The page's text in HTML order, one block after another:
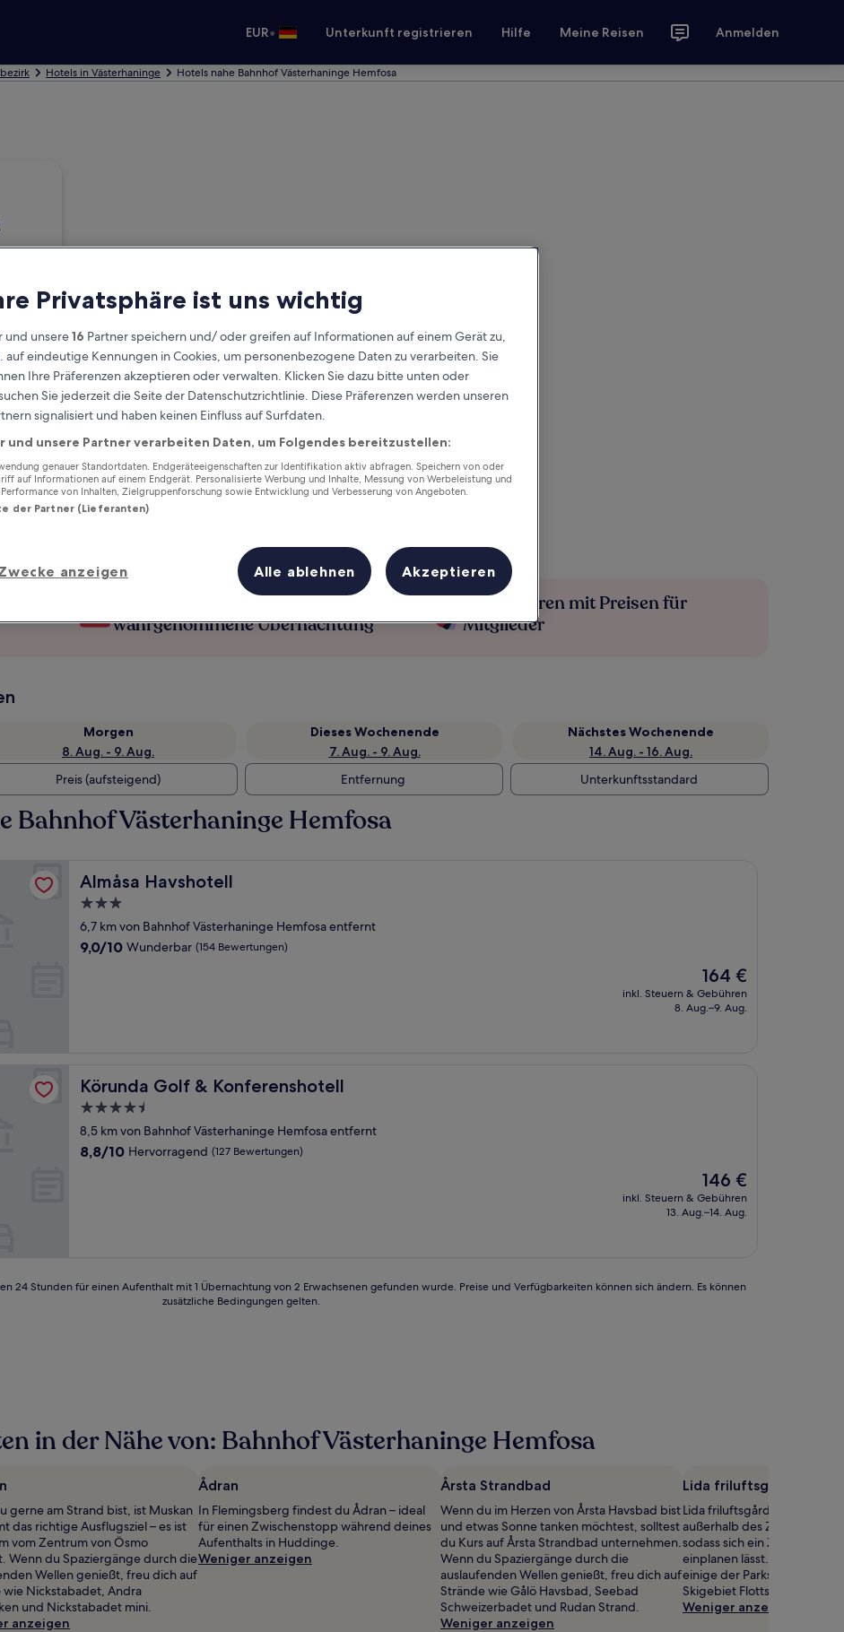
EUR• Unterkunft registrieren Hilfe Meine Reisen Anmelden
Hotels in Västerhaninge Hotels nahe Bahnhof Västerhaninge Hemfosa
Verdiene Prämien für jede
wahrgenommene Übernachtung
Mehr sparen mit Preisen für
Mitglieder
Morgen
8. Aug. - 9. Aug.
Dieses Wochenende
7. Aug. - 9. Aug.
Nächstes Wochenende
14. Aug. - 16. Aug.
Preis (aufsteigend) Entfernung Unterkunftsstandard
Bahnhof Västerhaninge Hemfosa
Almåsa Havshotell
Almåsa Havshotell
3.0-
Sterne-
Unterkunft
6,7 km von Bahnhof Västerhaninge Hemfosa entfernt
9.0
9,0/10 Wunderbar (154 Bewertungen)
Der
Preis
beträgt
164 €
inkl. Steuern & Gebühren
8. Aug.–9. Aug.
Körunda Golf & Konferenshotell
Körunda Golf & Konferenshotell
4.5-
Sterne-
Unterkunft
8,5 km von Bahnhof Västerhaninge Hemfosa entfernt
8.8
8,8/10 Hervorragend (127 Bewertungen)
Der
Preis
beträgt
146 €
inkl. Steuern & Gebühren
13. Aug.–14. Aug.
24 Stunden für einen Aufenthalt mit 1 Übernachtung von 2 Erwachsenen gefunden wurde. Preise und Verfügbarkeiten können sich ändern. Es können
zusätzliche Bedingungen gelten.
in der Nähe von: Bahnhof Västerhaninge Hemfosa
gerne am Strand bist, ist Muskan
das richtige Ausflugsziel – es ist
vom Zentrum von Ösmo
Wenn du Spaziergänge durch die
Wellen genießt, freu dich auf
wie Nickstabadet, Andra
und Nickstabadet mini.
anzeigen
Ådran
In Flemingsberg findest du Ådran – ideal
für einen Zwischenstopp während deines
Aufenthalts in Huddinge.
Weniger anzeigen
Årsta Strandbad
Wenn du im Herzen von Årsta Havsbad bist
und etwas Sonne tanken möchtest, solltest
du Kurs auf Årsta Strandbad unternehmen.
Wenn du Spaziergänge durch die
auslaufenden Wellen genießt, freu dich auf
Strände wie Gålö Havsbad, Seebad
Schweizerbadet und Rudan Strand.
Weniger anzeigen
Lida friluftsgård
Lida friluftsgård befindet
außerhalb des Zentrums
sodass sich ein
einplanen lässt. Du freust
einige der Parks in Tullinge
Skigebiet Flottsbro ist nicht
Weniger anzeigen
Privatsphäre ist uns wichtig
und unsere16 Partner speichern und/ oder greifen auf Informationen auf einem Gerät zu,
auf eindeutige Kennungen in Cookies, um personenbezogene Daten zu verarbeiten. Sie
Ihre Präferenzen akzeptieren oder verwalten. Klicken Sie dazu bitte unten oder
Sie jederzeit die Seite der Datenschutzrichtlinie. Diese Präferenzen werden unseren
signalisiert und haben keinen Einfluss auf Surfdaten.
und unsere Partner verarbeiten Daten, um Folgendes bereitzustellen:
genauer Standortdaten. Endgeräteeigenschaften zur Identifikation aktiv abfragen. Speichern von oder
auf Informationen auf einem Endgerät. Personalisierte Werbung und Inhalte, Messung von Werbeleistung und
von Inhalten, Zielgruppenforschung sowie Entwicklung und Verbesserung von Angeboten.
der Partner (Lieferanten)
anzeigen Alle ablehnen Akzeptieren